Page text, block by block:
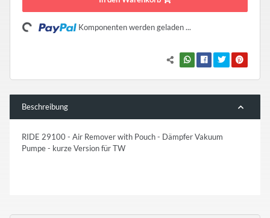
Loading... Komponenten werden geladen ...
Beschreibung
RIDE 29100 - Air Remover with Pouch - Dämpfer Vakuum
Pumpe - kurze Version für TW